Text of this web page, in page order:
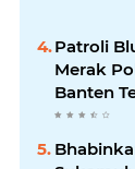
Patroli
Merak
Banten